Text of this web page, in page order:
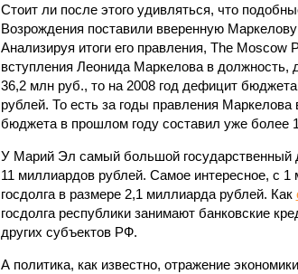
Стоит ли после этого удивляться, что
Возрождения поставили вверенную
Анализируя итоги его правления, The Moscow
вступления Леонида Маркелова в
36,2 млн руб., то на 2008 год дефицит
рублей. То есть за годы правления
бюджета в прошлом году составил уже более
У Марий Эл самый большой государственный
11 миллиардов рублей. Самое интересное, с 1
госдолга в размере 2,1 миллиарда рублей. Как
госдолга республики занимают банковские
других субъектов РФ.
А политика, как известно, отражение